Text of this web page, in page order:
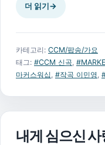
더 읽기→
카테고리: CCM/팝송/가요
태그: #CCM 신곡,
마커스워십, #작곡 이민영,
내게 심으신